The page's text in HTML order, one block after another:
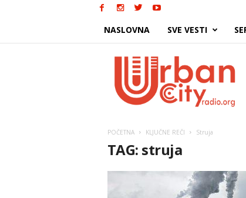
NASLOVNA SVE VESTI
POČETNA KLJUČNE REČI Struja
TAG: struja